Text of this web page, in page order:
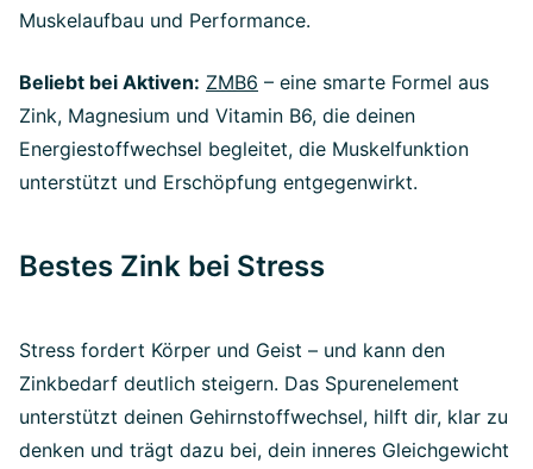
Muskelaufbau und Performance.
Beliebt bei Aktiven: ZMB6 – eine smarte Formel aus
Zink, Magnesium und Vitamin B6, die deinen
Energiestoffwechsel begleitet, die Muskelfunktion
unterstützt und Erschöpfung entgegenwirkt.
Bestes Zink bei Stress
Stress fordert Körper und Geist – und kann den
Zinkbedarf deutlich steigern. Das Spurenelement
unterstützt deinen Gehirnstoffwechsel, hilft dir, klar zu
denken und trägt dazu bei, dein inneres Gleichgewicht